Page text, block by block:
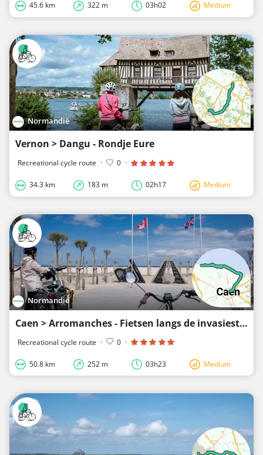
45.6 km 322 m 03h02 Medium
Normandië
Vernon > Dangu - Rondje Eure
Recreational cycle route · 0 ·
34.3 km 183 m 02h17 Medium
Normandië
Caen > Arromanches - Fietsen langs de invasiestranden
Recreational cycle route · 0 ·
50.8 km 252 m 03h23 Medium